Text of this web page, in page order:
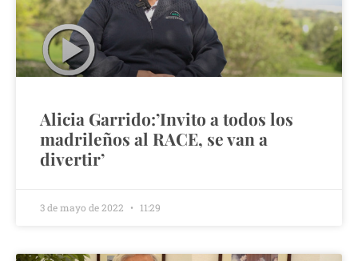
Alicia Garrido:’Invito a todos los
madrileños al RACE, se van a
divertir’
3 de mayo de 2022 11:29